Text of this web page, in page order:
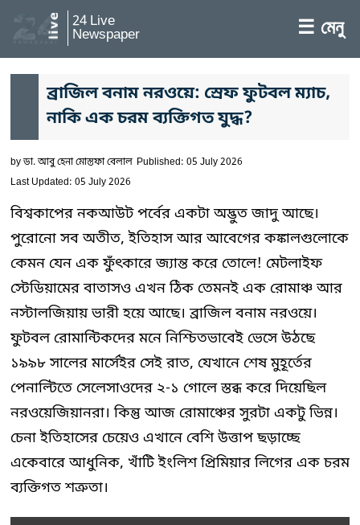
24 Live
Newspaper ☰ মেনু
ব্রাজিল বনাম নরওয়ে: স্রেফ ফুটবল ম্যাচ,
নাকি এক চরম ব্যক্তিগত যুদ্ধ?
byডা. আবু হেনা মোস্তফা বেলাল Published: 05 July 2026
Last Updated: 05 July 2026
বিশ্বকাপের নকআউট পর্বের একটা অদ্ভুত জাদু আছে।
পুরোনো সব অতীত, ইতিহাস আর আবেগের কঙ্কালগুলোকে
কেমন যেন এক ফুঁৎকারে জ্যান্ত করে তোলে! মেটলাইফ
স্টেডিয়ামের বাতাসও এখন ঠিক তেমনই এক রোমাঞ্চ আর
নস্টালজিয়ায় ভারী হয়ে আছে। ব্রাজিল বনাম নরওয়ে।
ফুটবল রোমান্টিকদের মনে নিশ্চিতভাবেই ভেসে উঠছে
১৯৯৮ সালের মার্সেইর সেই রাত, যেখানে শেষ মুহূর্তের
পেনাল্টিতে সেলেসাওদের ২-১ গোলে স্তব্ধ করে দিয়েছিল
নরওয়েজিয়ানরা। কিন্তু আজ রোমাঞ্চের সুরটা একটু ভিন্ন।
চেনা ইতিহাসের চেয়েও এখানে বেশি উত্তাপ ছড়াচ্ছে
একেবারে আধুনিক, খাঁটি ইংলিশ প্রিমিয়ার লিগের এক চরম
ব্যক্তিগত শত্রুতা।